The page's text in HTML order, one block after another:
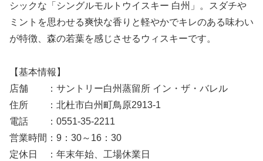
シックな「シングルモルトウイスキー 白州」。スダチや
ミントを思わせる爽快な香りと軽やかでキレのある味わい
が特徴、森の若葉を感じさせるウィスキーです。
【基本情報】
店舗 ：サントリー白州蒸留所 イン・ザ・バレル
住所 ：北杜市白州町鳥原2913-1
電話 ：0551-35-2211
営業時間：9：30～16：30
定休日 ：年末年始、工場休業日